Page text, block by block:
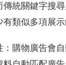
傳統關鍵字搜
類似多項展示
：購物廣告會